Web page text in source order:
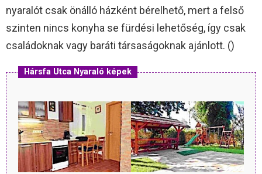
nyaralót csak önálló házként bérelhető, mert a felső
szinten nincs konyha se fürdési lehetőség, így csak
családoknak vagy baráti társaságoknak ajánlott. ()
Hársfa Utca Nyaraló képek